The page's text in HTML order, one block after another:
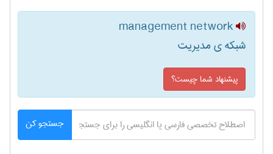
management network
شبکه ی مدیریت
پیشنهاد شما چیست؟
جستجو کن